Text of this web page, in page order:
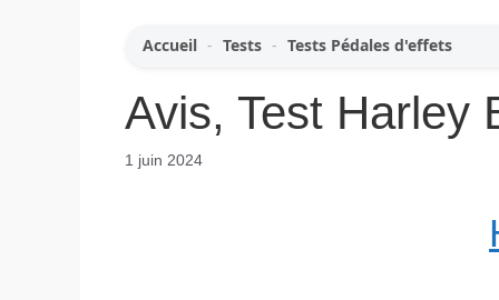
Accueil - Tests - Tests Pédales d'effets
Avis, Test Harley
1 juin 2024